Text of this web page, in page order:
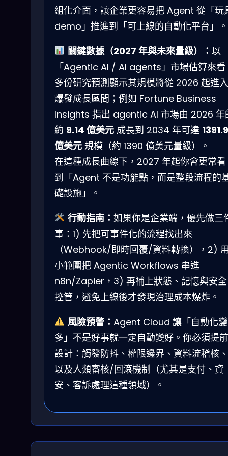
組化介面，讓企業更容易把 Agent 從「玩
demo」推進到「可上線的自動化平台」。
關鍵數據（2027 年與未來量級）： 以
「Agentic AI / AI agents」市場估算來看
多份研究預測顯示其規模將從 2026 起進入
爆發成長區間；例如 Fortune Business
Insights 指出 agentic AI 市場由 2026 年
約 9.14 億美元 成長到 2034 年可達 1391.9
億美元 規模（約 1390 億美元量級）。
在這種成長曲線下，2027 年起你會更常看
到「Agent 不是功能點，而是整段流程的
礎設施」。
行動指南： 如果你是企業端，優先做三
事：1) 先把可事件化的流程找出來
（Webhook/即時回覆/資料轉換），2)
小範圍把 Agentic Workflows 串進
n8n/Zapier，3) 再補上狀態、記憶與安全
控管，避免上線後才發現治理成本爆炸。
風險預警： Agent Cloud 讓「自動化變
多」不是好事就一定自動變好。你必須提前
設計：觸發防抖、權限邊界、資料流稽核、
以及人類審核/回滾機制（尤其是支付、資
安、客訴處理這種領域）。